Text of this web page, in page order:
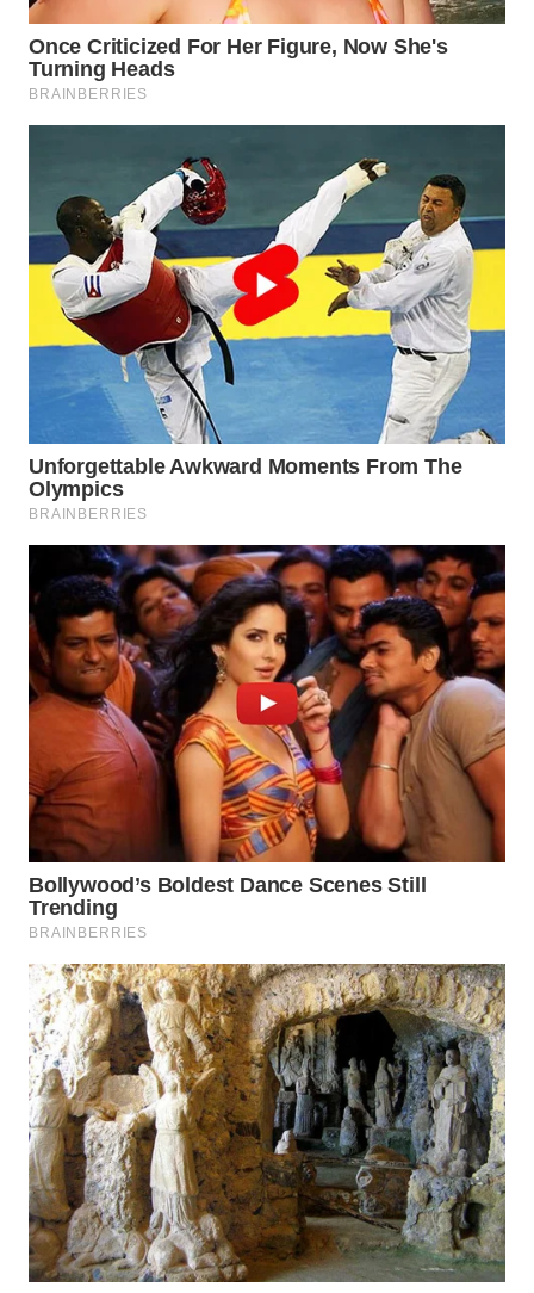
WN
SIMALUNGUN
WN
TAPANULI
TENGAH
WN DELI
SERDANG
TEBING
TINGGI
PAKPAK
WN
KARAWANG
WN
WN
BOGOR
WN
DEPOK
WN
TAPANULI
UTARA
WN
SAMOSIR
WN
PADANG
LAWAS